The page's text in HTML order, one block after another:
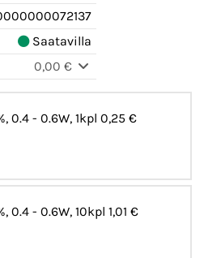
Saatavilla
0,00 €
0.4 - 0.6W, 1kpl 0,25 €
0.4 - 0.6W, 10kpl 1,01 €